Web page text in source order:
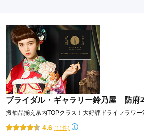
ブライダル・ギャラリー鈴乃屋 防府
振袖品揃え県内TOPクラス！大好評ドライフラワー
4.6 (11件)